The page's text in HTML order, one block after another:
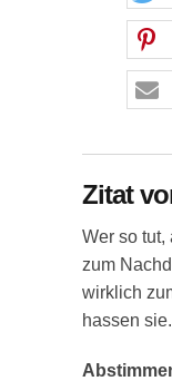
Zitat
Wer so tut,
zum
wirklich
hassen sie.